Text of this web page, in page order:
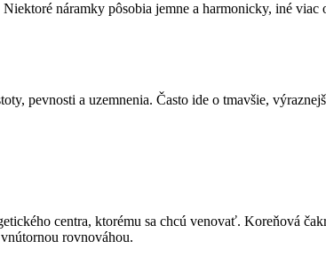
náramky pôsobia jemne a harmonicky, iné viac
pevnosti a uzemnenia. Často ide o tmavšie,
centra, ktorému sa chcú venovať. Koreňová
rovnováhou.